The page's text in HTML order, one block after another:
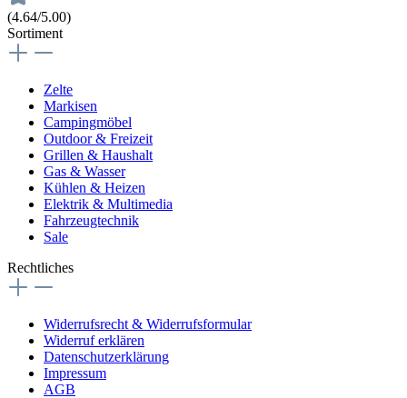
(4.64/5.00)
Sortiment
Zelte
Markisen
Campingmöbel
Outdoor & Freizeit
Grillen & Haushalt
Gas & Wasser
Kühlen & Heizen
Elektrik & Multimedia
Fahrzeugtechnik
Sale
Rechtliches
Widerrufsrecht & Widerrufsformular
Widerruf erklären
Datenschutzerklärung
Impressum
AGB